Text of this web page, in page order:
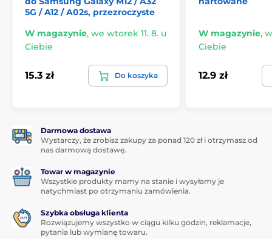
Materiał: hybrid szkła hartowanego i folii PET
Wygląd: przezroczysty na całej powierzchni (bez
Powłoka oleofilowa: Tak
Szkło hartowane
Sucha ściereczka
Naklejki przeciwpyłowe
5G / A12 / A02s, przezroczyste
W magazynie, we wtorek 11. 8. u
Ciebie
15.3 zł Do koszyka
W magazynie,
Ciebie
12.9 zł
Darmowa dostawa
Wystarczy, że zrobisz zakupy za ponad 120 zł i otrzymasz od
nas darmową dostawę.
Towar w magazynie
Wszystkie produkty mamy na stanie i wysyłamy je
natychmiast po otrzymaniu zamówienia.
Szybka obsługa klienta
Rozwiązujemy wszystko w ciągu kilku godzin, reklamacje,
pytania lub wymianę towaru.